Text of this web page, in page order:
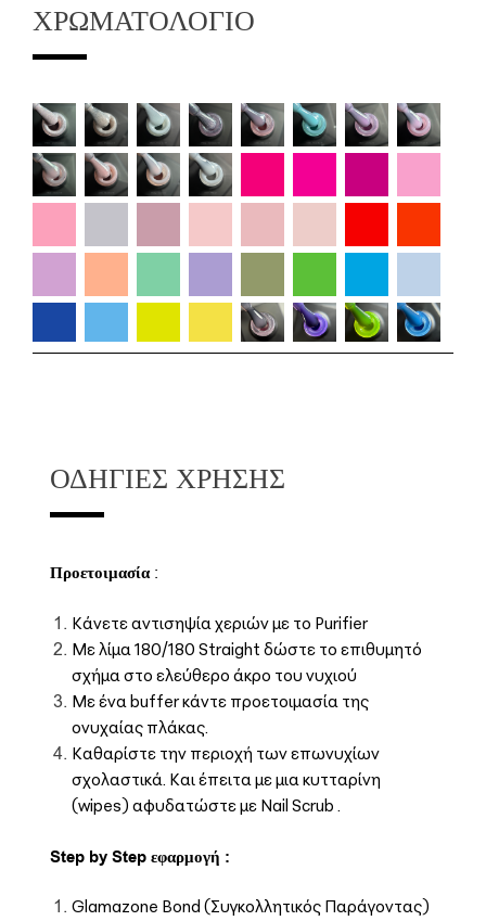
ΧΡΩΜΑΤΟΛΌΓΙΟ
ΟΔΗΓΊΕΣ ΧΡΉΣΗΣ
Προετοιμασία:
Κάνετε αντισηψία χεριών με το Purifier
Με λίμα 180/180 Straight δώστε το επιθυμητό
σχήμα στο ελεύθερο άκρο του νυχιού
Με ένα buffer κάντε προετοιμασία της
ονυχαίας πλάκας.
Καθαρίστε την περιοχή των επωνυχίων
σχολαστικά. Και έπειτα με μια κυτταρίνη
(wipes) αφυδατώστε με Nail Scrub .
Step by Step εφαρμογή :
Glamazone Bond (Συγκολλητικός Παράγοντας)